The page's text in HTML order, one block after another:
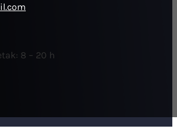
8 – 20 h